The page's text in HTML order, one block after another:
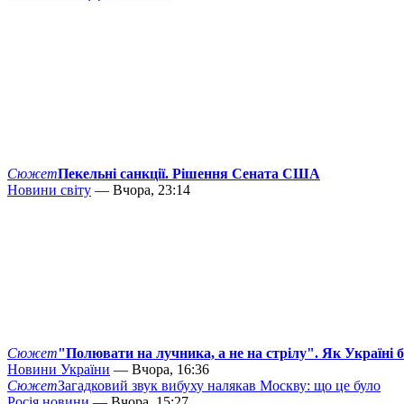
СюжетПекельні санкції. Рішення Сената США
Новини світу — Вчора, 23:14
Сюжет"Полювати на лучника, а не на стрілу". Як Україні
Новини України — Вчора, 16:36
СюжетЗагадковий звук вибуху налякав Москву: що це було